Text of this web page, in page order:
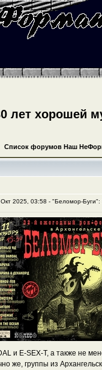
лет хорошей
Список форумов Наш
2025, 03:58 - "Беломор-
и E-SEX-Т, а также не
же, группы из